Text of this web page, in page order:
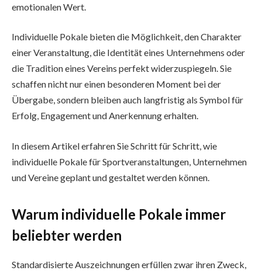
emotionalen Wert.
Individuelle Pokale bieten die Möglichkeit, den Charakter
einer Veranstaltung, die Identität eines Unternehmens oder
die Tradition eines Vereins perfekt widerzuspiegeln. Sie
schaffen nicht nur einen besonderen Moment bei der
Übergabe, sondern bleiben auch langfristig als Symbol für
Erfolg, Engagement und Anerkennung erhalten.
In diesem Artikel erfahren Sie Schritt für Schritt, wie
individuelle Pokale für Sportveranstaltungen, Unternehmen
und Vereine geplant und gestaltet werden können.
Warum individuelle Pokale immer
beliebter werden
Standardisierte Auszeichnungen erfüllen zwar ihren Zweck,